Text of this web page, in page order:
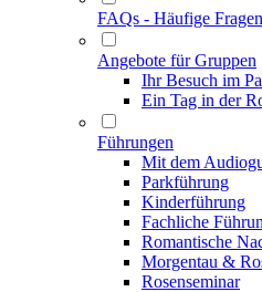
FAQs - Häufige Fragen
Angebote für Gruppen
Ihr Besuch im
Ein Tag in der
Führungen
Mit dem
Parkführung
Kinderführung
Fachliche
Romantische
Morgentau &
Rosenseminar